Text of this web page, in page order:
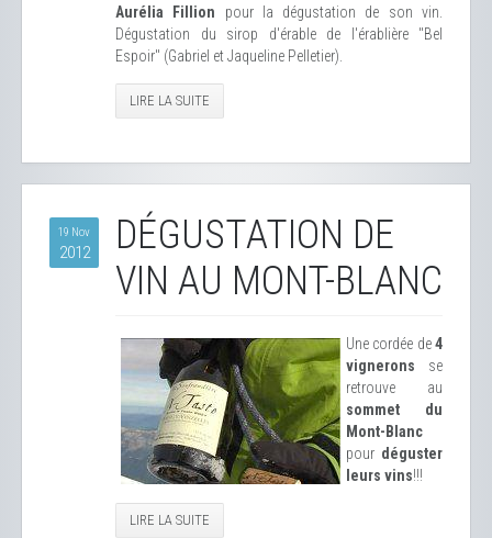
Aurélia Fillion pour la dégustation de son vin.
Dégustation du sirop d'érable de l'érablière "Bel
Espoir" (Gabriel et Jaqueline Pelletier).
LIRE LA SUITE
19 Nov
2012
DÉGUSTATION DE
VIN AU MONT-BLANC
Une cordée de4
vignerons se
retrouve au
sommet du
Mont-Blanc
pour déguster
leurs vins!!!
LIRE LA SUITE